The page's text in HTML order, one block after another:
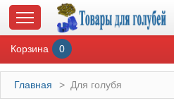
Корзина 0
Главная > Для голубя